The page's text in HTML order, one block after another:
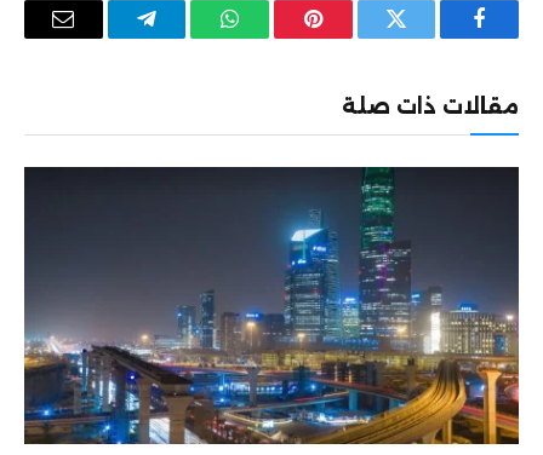
فيسبوك تويتر بينتيريستواتساب تيلقرام
البريد
مقالات ذات صلة